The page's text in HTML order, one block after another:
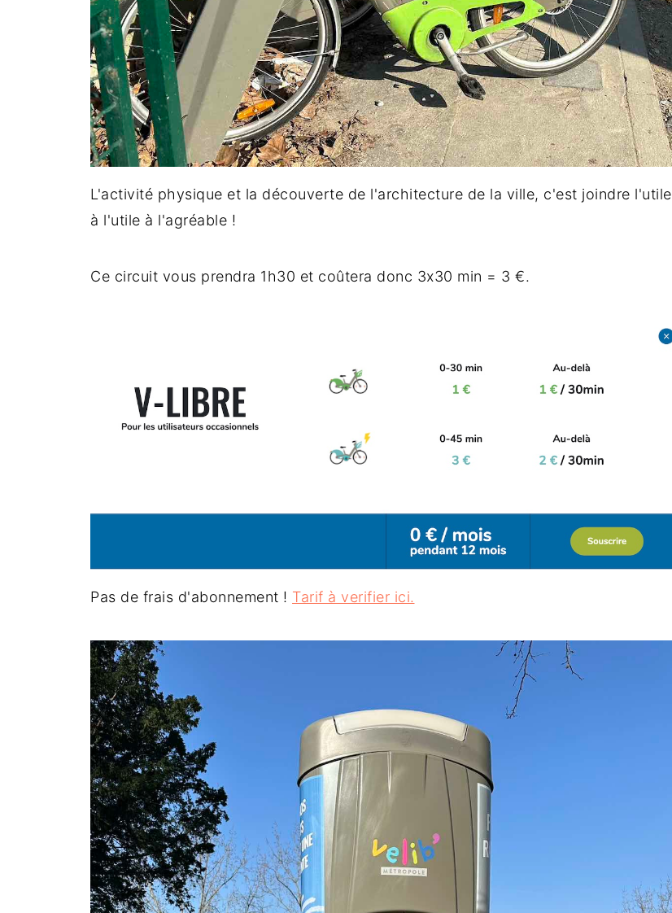
L'activité physique et la découverte de l'architecture de la ville, c'est joindre l'utile
à l'utile à l'agréable !
Ce circuit vous prendra 1h30 et coûtera donc 3x30 min = 3 €.
Pas de frais d'abonnement ! Tarif à verifier ici.